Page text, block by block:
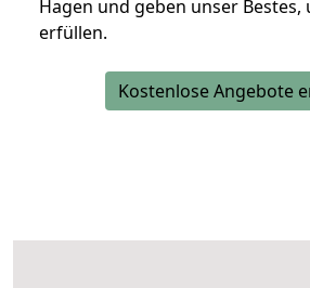
Hagen und geben unser Bestes,
erfüllen.
Kostenlose Angebote